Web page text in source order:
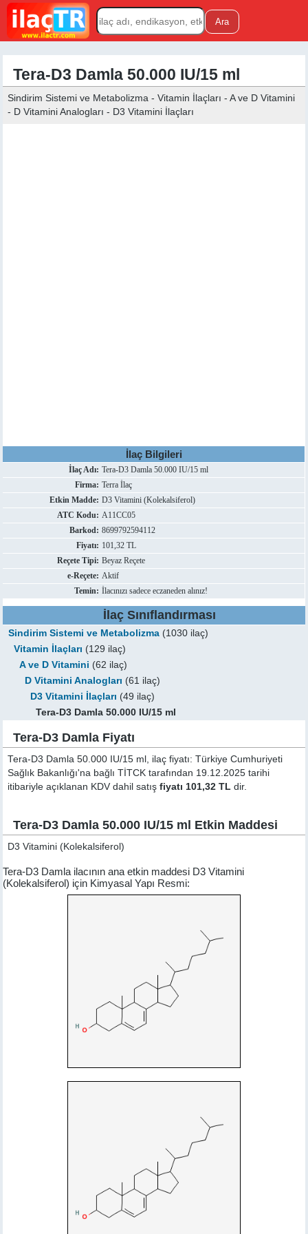
Tera-D3 Damla 50.000 IU/15 ml
Sindirim Sistemi ve Metabolizma - Vitamin İlaçları - A ve D Vitamini
- D Vitamini Analogları - D3 Vitamini İlaçları
İlaç Bilgileri
İlaç Adı: Tera-D3 Damla 50.000 IU/15 ml
Firma: Terra İlaç
Etkin Madde: D3 Vitamini (Kolekalsiferol)
ATC Kodu: A11CC05
Barkod: 8699792594112
Fiyatı: 101,32 TL
Reçete Tipi: Beyaz Reçete
e-Reçete: Aktif
Temin: İlacınızı sadece eczaneden alınız!
İlaç Sınıflandırması
Sindirim Sistemi ve Metabolizma (1030 ilaç)
Vitamin İlaçları (129 ilaç)
A ve D Vitamini (62 ilaç)
D Vitamini Analogları (61 ilaç)
D3 Vitamini İlaçları (49 ilaç)
Tera-D3 Damla 50.000 IU/15 ml
Tera-D3 Damla Fiyatı
Tera-D3 Damla 50.000 IU/15 ml, ilaç fiyatı: Türkiye Cumhuriyeti
Sağlık Bakanlığı'na bağlı TİTCK tarafından 19.12.2025 tarihi
itibariyle açıklanan KDV dahil satışfiyatı 101,32 TL dir.
Tera-D3 Damla 50.000 IU/15 ml Etkin Maddesi
D3 Vitamini (Kolekalsiferol)
Tera-D3 Damla ilacının ana etkin maddesi D3 Vitamini
(Kolekalsiferol) için Kimyasal Yapı Resmi: